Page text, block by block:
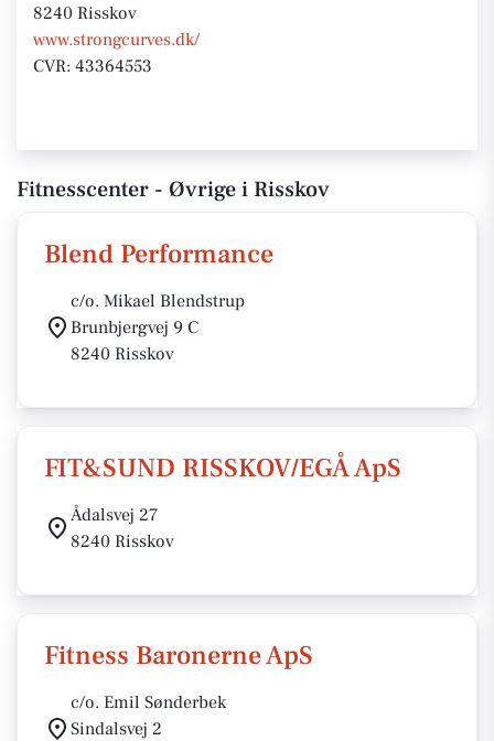
8240 Risskov
www.strongcurves.dk/
CVR: 43364553
Fitnesscenter - Øvrige i Risskov
Blend Performance
c/o. Mikael Blendstrup
Brunbjergvej 9 C
8240 Risskov
FIT&SUND RISSKOV/EGÅ ApS
Ådalsvej 27
8240 Risskov
Fitness Baronerne ApS
c/o. Emil Sønderbek
Sindalsvej 2